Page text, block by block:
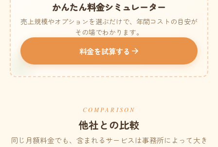
かんたん料金シミュレーター
売上規模やオプションを選ぶだけで、年間コストの目安が
その場でわかります。
料金を試算する
COMPARISON
他社との比較
同じ月額料金でも、含まれるサービスは事務所によって大き